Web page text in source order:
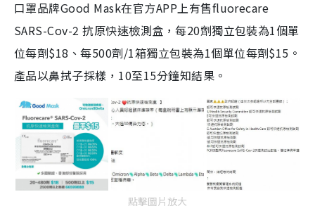
口罩品牌Good Mask在官方APP上有售fluorecare
SARS-Cov-2 抗原快速檢測盒，每20劑獨立包裝為1個單
位每劑$18、每500劑/1箱獨立包裝為1個單位每劑$15。
產品以鼻拭子採樣，10至15分鐘知結果。
點擊圖片放大